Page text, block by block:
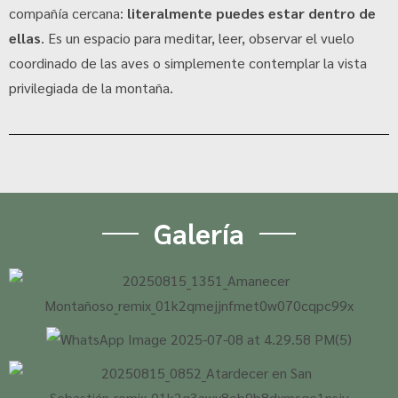
compañía cercana: literalmente puedes estar dentro de
ellas. Es un espacio para meditar, leer, observar el vuelo
coordinado de las aves o simplemente contemplar la vista
privilegiada de la montaña.
Galería